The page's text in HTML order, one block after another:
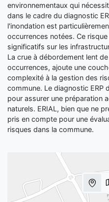
environnementaux qui
dans le cadre du diagnostic
l'inondation est
occurrences notées. Ce
significatifs sur les
La crue à débordement lent
occurrences, ajoute une
complexité à la gestion des
commune. Le diagnostic ERP
pour assurer une préparation
naturels. ERIAL, bien que ne
pris en compte pour une
risques dans la commune.